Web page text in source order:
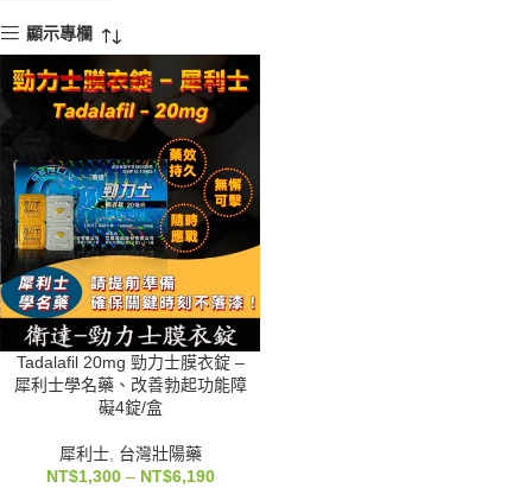
顯示專欄
Tadalafil 20mg 勁力士膜衣錠 –
犀利士學名藥、改善勃起功能障
礙4錠/盒
犀利士, 台灣壯陽藥
NT$1,300 – NT$6,190